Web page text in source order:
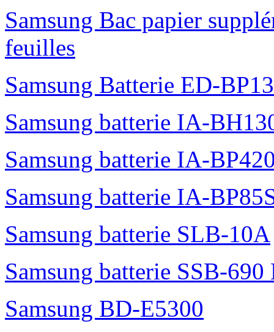
Samsung Bac papier
feuilles
Samsung Batterie ED-
Samsung batterie IA-
Samsung batterie IA-
Samsung batterie IA-
Samsung batterie SLB-10A
Samsung batterie SSB-690
Samsung BD-E5300